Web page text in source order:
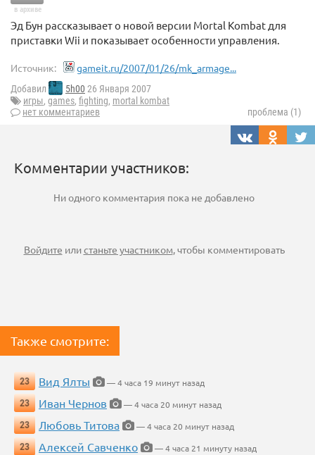
в архиве
Эд Бун рассказывает о новой версии Mortal Kombat для
приставки Wii и показывает особенности управления.
Источник: gameit.ru/2007/01/26/mk_armage...
Добавил 5h00 26 Января 2007
игры, games, fighting, mortal kombat
нет комментариев
проблема (1)
Комментарии участников:
Ни одного комментария пока не добавлено
Войдите илистаньте участником, чтобы комментировать
Также смотрите:
23 Вид Ялты
— 4 часа 19 минут назад
23
Иван Чернов
— 4 часа 20 минут назад
23
Любовь Титова
— 4 часа 20 минут назад
23
Алексей Савченко
— 4 часа 21 минуту назад